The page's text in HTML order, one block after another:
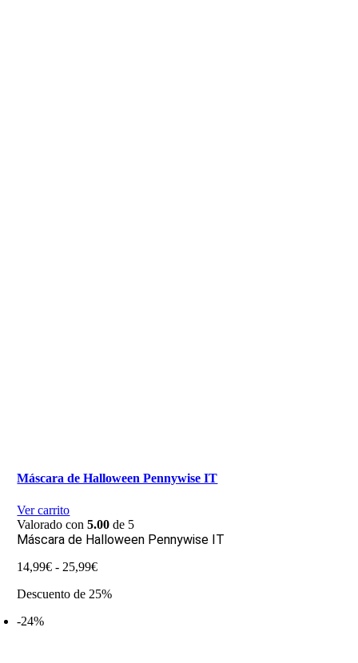
Máscara de Halloween Pennywise IT
Ver carrito
Valorado con5.00 de 5
Máscara de Halloween Pennywise IT
14,99€ - 25,99€Rango
precios:
Descuento de 25%
-24%